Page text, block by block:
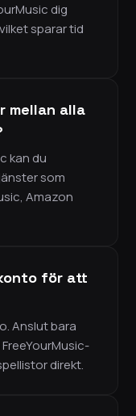
dig
sparar tid
mellan alla
kan du
som
Amazon
för att
Anslut bara
direkt.